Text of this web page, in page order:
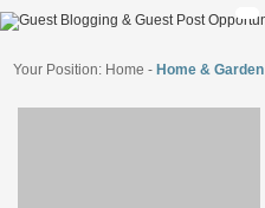
Your Position: Home - Home & Garden